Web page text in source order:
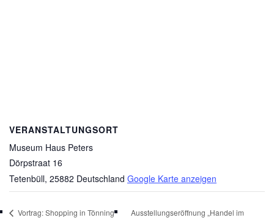
VERANSTALTUNGSORT
Museum Haus Peters
Dörpstraat 16
Tetenbüll, 25882 Deutschland Google Karte anzeigen
Vortrag: Shopping in Tönning
Ausstellungseröffnung „Handel im